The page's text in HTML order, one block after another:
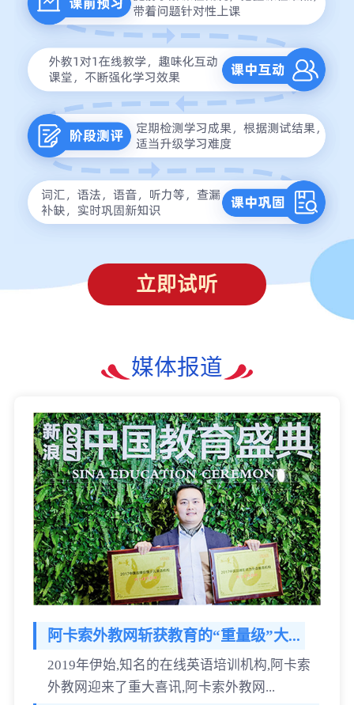
立即试听
媒体报道
阿卡索外教网斩获教育的“重量级”大...
2019年伊始,知名的在线英语培训机构,阿卡索
外教网迎来了重大喜讯,阿卡索外教网...